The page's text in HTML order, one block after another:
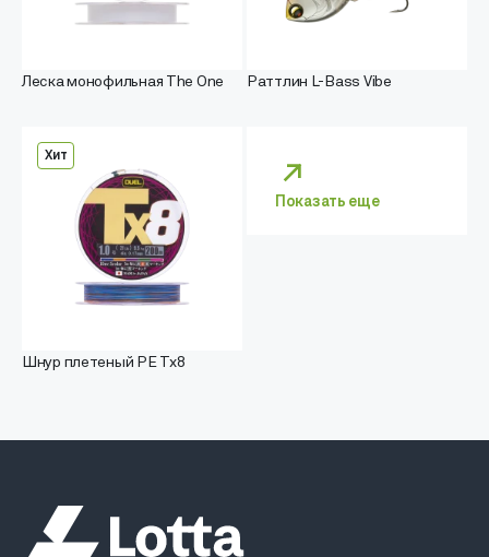
Леска монофильная The One Раттлин L-Bass Vibe
Хит
Шнур плетеный PE Tx8
Показать еще